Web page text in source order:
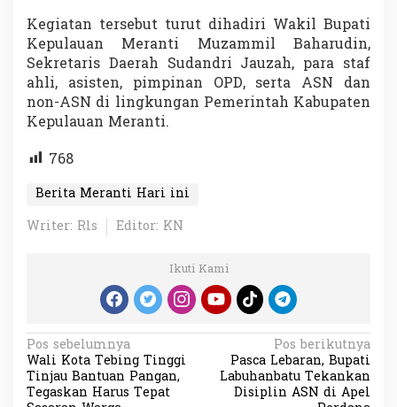
Kegiatan tersebut turut dihadiri Wakil Bupati
Kepulauan Meranti Muzammil Baharudin,
Sekretaris Daerah Sudandri Jauzah, para staf
ahli, asisten, pimpinan OPD, serta ASN dan
non-ASN di lingkungan Pemerintah Kabupaten
Kepulauan Meranti.
768
Berita Meranti Hari ini
Writer: Rls
Editor: KN
Ikuti Kami
N
a
v
Pos sebelumnya
Wali Kota Tebing Tinggi
Tinjau Bantuan Pangan,
Tegaskan Harus Tepat
Pos berikutnya
Pasca Lebaran, Bupati
Labuhanbatu Tekankan
Disiplin ASN di Apel